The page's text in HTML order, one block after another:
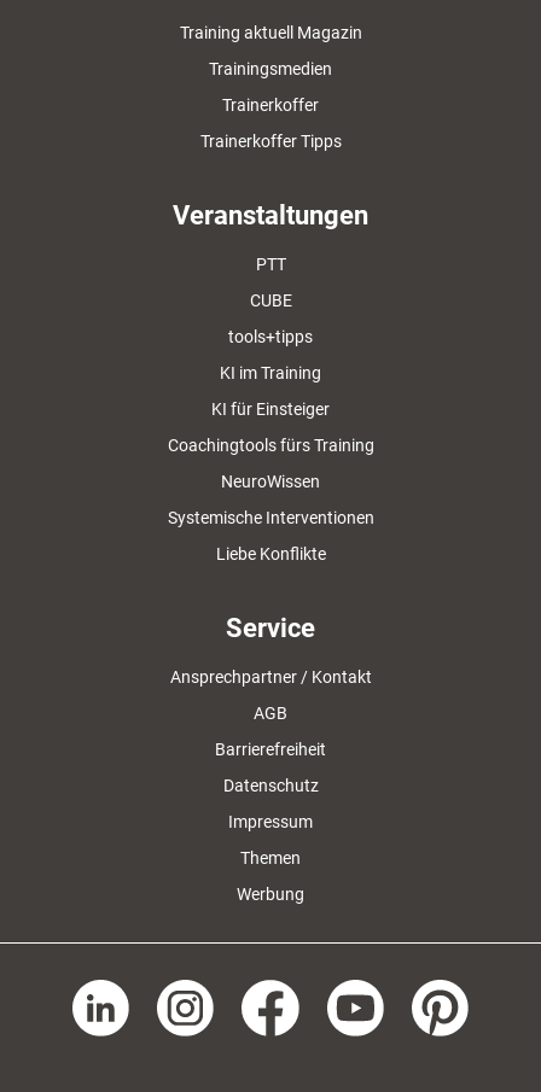
Training aktuell Magazin
Trainingsmedien
Trainerkoffer
Trainerkoffer Tipps
Veranstaltungen
PTT
CUBE
tools+tipps
KI im Training
KI für Einsteiger
Coachingtools fürs Training
NeuroWissen
Systemische Interventionen
Liebe Konflikte
Service
Ansprechpartner / Kontakt
AGB
Barrierefreiheit
Datenschutz
Impressum
Themen
Werbung